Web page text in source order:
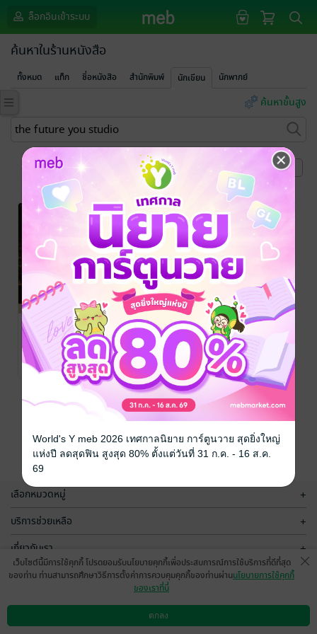
ล็อกอินเข้าระบบ
ค้นหาในร้านหนังสือ
ทั้งหมด แท็ก ชื่อหนังสือ สำนักพิมพ์ นักเขียน นักพากย์
ค้นหาขั้นสูง
หน้าที่ 1
Phone
Photography
The Future You
Studio/ The Future
You
พัฒนาตนเอง
No Rating
เลือกหมวดหมู่ +
บริการช่วยเหลือ +
เกี่ยวกับเรา +
กลุ่มธุรกิจในเครือ
ดาวน์โหลดแอป วิธีการใช้งาน ติดต่อเรา
เว็บไซต์นี้มีการใช้คุกกี้ โปรดยอมรับนโยบายคุกกี้เพื่อประสบการณ์การใช้บริการที่ดีที่สุด
ของท่าน ท่านสามารถศึกษาวิธีการตั้งค่าการควบคุมคุกกี้ของท่านผ่านนโยบายการใช้คุกกี้
ของเราที่นี่
ตกลง
World's Y meb 2026 เทศกาลนิยาย การ์ตูนวาย สุดยิ่งใหญ่
แห่งปี ลดสุดฟิน สูงสุด 80% ตั้งแต่วันที่ 31 ก.ค. - 16 ส.ค.
69